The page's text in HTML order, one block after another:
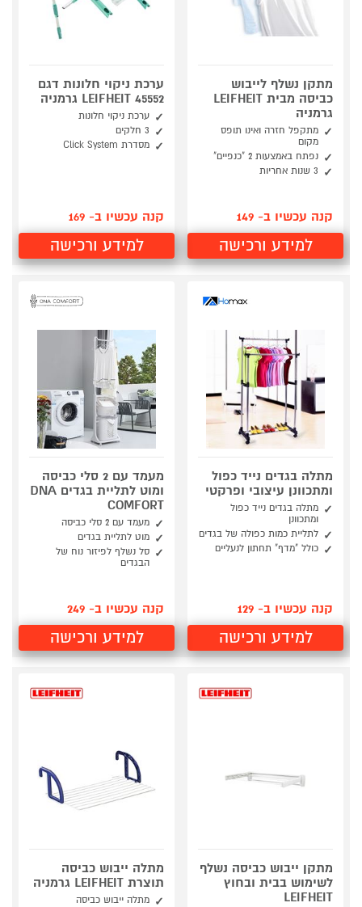
מתקן נשלף לייבוש
כביסה מבית LEIFHEIT
גרמניה
מתקפל חזרה ואינו תופס
מקום
נפתח באמצעות 2 "כנפיים"
3 שנות אחריות
קנה עכשיו ב- 149
למידע ורכישה
ערכת ניקוי חלונות דגם
45552 LEIFHEIT גרמניה
ערכת ניקוי חלונות
3 חלקים
מסדרת Click System
קנה עכשיו ב- 169
למידע ורכישה
מתלה בגדים נייד כפול
ומתכוונן עיצובי ופרקטי
מתלה בגדים נייד כפול
ומתכוונן
לתליית כמות כפולה של בגדים
כולל "מדף" תחתון לנעליים
קנה עכשיו ב- 129
למידע ורכישה
מעמד עם 2 סלי כביסה
ומוט לתליית בגדים DNA
COMFORT
מעמד עם 2 סלי כביסה
מוט לתליית בגדים
סל נשלף לפיזור נוח של
הבגדים
קנה עכשיו ב- 249
למידע ורכישה
מתקן ייבוש כביסה נשלף
לשימוש בבית ובחוץ
LEIFHEIT
מתלה ייבוש כביסה
תוצרת LEIFHEIT גרמניה
מתלה ייבוש כביסה